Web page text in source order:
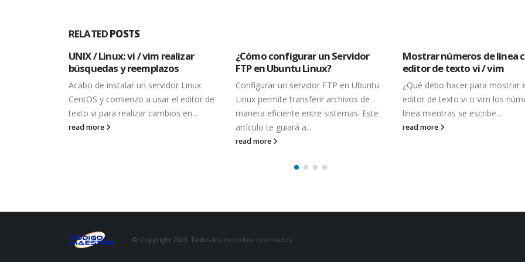
RELATEDPOSTS
UNIX / Linux: vi / vim realizar
búsquedas y reemplazos
Acabo de instalar un servidor Linux
CentOS y comienzo a usar el editor de
texto vi para realizar cambios en...
read more
¿Cómo configurar un Servidor
FTP en Ubuntu Linux?
Configurar un servidor FTP en Ubuntu
Linux permite transferir archivos de
manera eficiente entre sistemas. Este
artículo te guiará a...
read more
Mostrar números de línea
editor de texto vi / vim
¿Qué debo hacer para mostrar
editor de texto vi o vim los
línea mientras se escribe...
read more
© Copyright 2023. Todos los derechos reservados.